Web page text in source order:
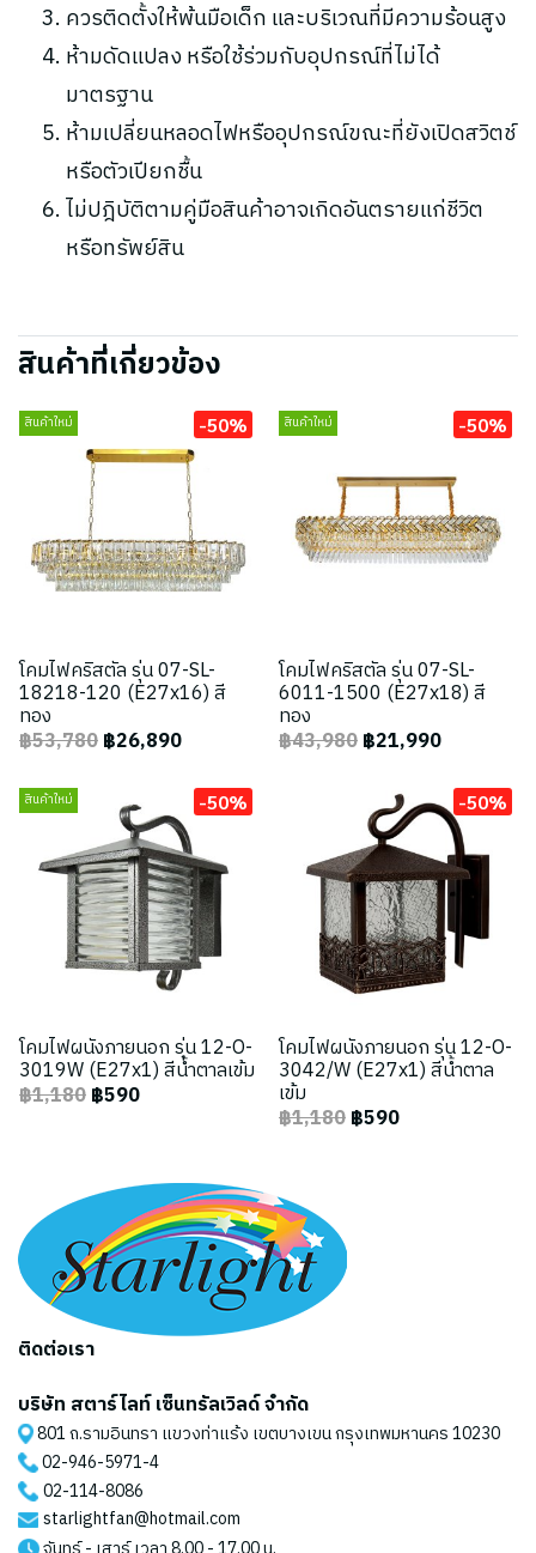
ควรติดตั้งให้พ้นมือเด็ก และบริเวณที่มีความร้อนสูง
ห้ามดัดแปลง หรือใช้ร่วมกับอุปกรณ์ที่ไม่ได้
มาตรฐาน
ห้ามเปลี่ยนหลอดไฟหรืออุปกรณ์ขณะที่ยังเปิดสวิตช์
หรือตัวเปียกชื้น
ไม่ปฎิบัติตามคู่มือสินค้าอาจเกิดอันตรายแก่ชีวิต
หรือทรัพย์สิน
สินค้าที่เกี่ยวข้อง
สินค้าใหม่ -50%
โคมไฟคริสตัล รุ่น 07-SL-
18218-120 (E27x16) สี
ทอง
฿53,780฿26,890
สินค้าใหม่ -50%
โคมไฟคริสตัล รุ่น 07-SL-
6011-1500 (E27x18) สี
ทอง
฿43,980฿21,990
สินค้าใหม่ -50%
โคมไฟผนังภายนอก รุ่น 12-O-
3019W (E27x1) สีน้ำตาลเข้ม
฿1,180฿590
-50%
โคมไฟผนังภายนอก รุ่น 12-O-
3042/W (E27x1) สีน้ำตาล
เข้ม
฿1,180฿590
ติดต่อเรา
บริษัท สตาร์ไลท์ เซ็นทรัลเวิลด์ จำกัด
801 ถ.รามอินทรา แขวงท่าแร้ง เขตบางเขน กรุงเทพมหานคร 10230
02-946-5971-4
02-114-8086
starlightfan@hotmail.com